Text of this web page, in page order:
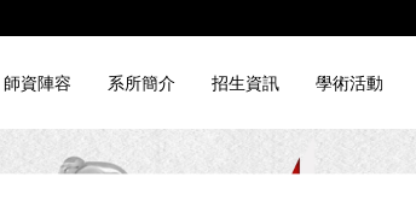
師資陣容 系所簡介 招生資訊 學術活動